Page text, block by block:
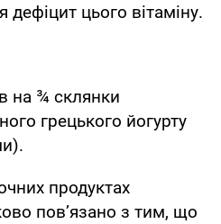
дефіцит цього вітаміну.
на ¾ склянки
грецького йогурту
продуктах
пов’язано з тим, що